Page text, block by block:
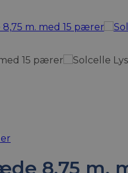
8,75 m.